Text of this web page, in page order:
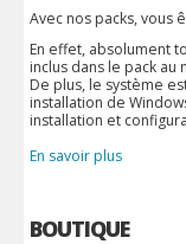
Avec nos packs,
En effet, absolument
inclus dans le pack au
De plus, le système
installation de
installation et
En savoir plus
BOUTIQUE